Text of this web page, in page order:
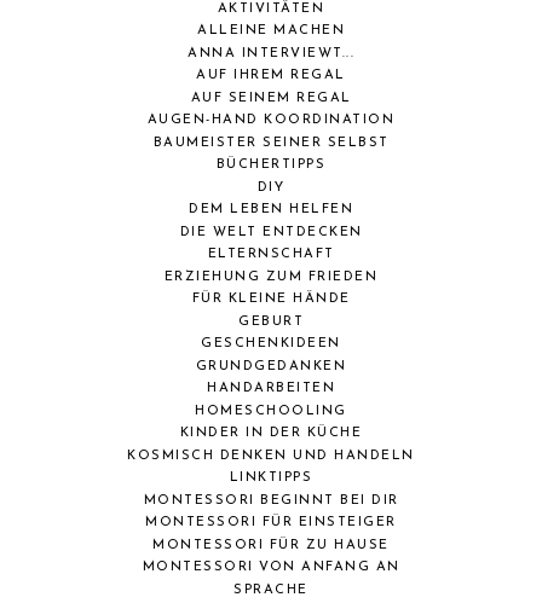
AKTIVITÄTEN
ALLEINE MACHEN
ANNA INTERVIEWT...
AUF IHREM REGAL
AUF SEINEM REGAL
AUGEN-HAND KOORDINATION
BAUMEISTER SEINER SELBST
BÜCHERTIPPS
DIY
DEM LEBEN HELFEN
DIE WELT ENTDECKEN
ELTERNSCHAFT
ERZIEHUNG ZUM FRIEDEN
FÜR KLEINE HÄNDE
GEBURT
GESCHENKIDEEN
GRUNDGEDANKEN
HANDARBEITEN
HOMESCHOOLING
KINDER IN DER KÜCHE
KOSMISCH DENKEN UND HANDELN
LINKTIPPS
MONTESSORI BEGINNT BEI DIR
MONTESSORI FÜR EINSTEIGER
MONTESSORI FÜR ZU HAUSE
MONTESSORI VON ANFANG AN
SPRACHE